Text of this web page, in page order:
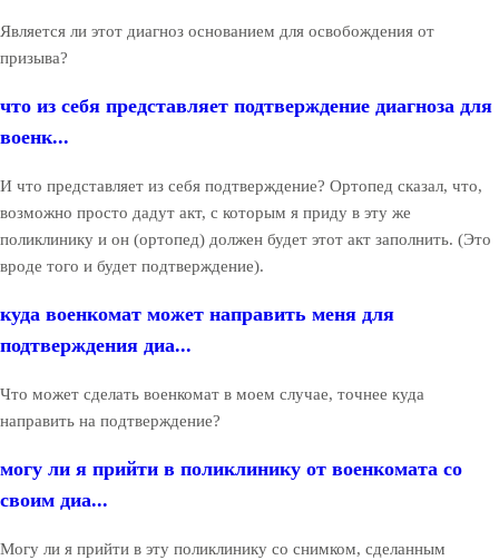
Является ли этот диагноз основанием для освобождения от
призыва?
что из себя представляет подтверждение диагноза для
военк...
И что представляет из себя подтверждение? Ортопед сказал, что,
возможно просто дадут акт, с которым я приду в эту же
поликлинику и он (ортопед) должен будет этот акт заполнить. (Это
вроде того и будет подтверждение).
куда военкомат может направить меня для
подтверждения диа...
Что может сделать военкомат в моем случае, точнее куда
направить на подтверждение?
могу ли я прийти в поликлинику от военкомата со
своим диа...
Могу ли я прийти в эту поликлинику со снимком, сделанным